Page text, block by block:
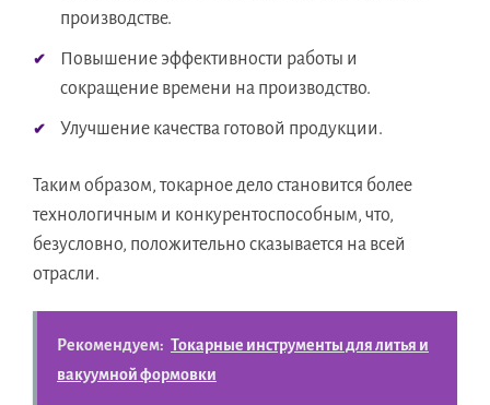
производстве.
Повышение эффективности работы и
сокращение времени на производство.
Улучшение качества готовой продукции.
Таким образом, токарное дело становится более
технологичным и конкурентоспособным, что,
безусловно, положительно сказывается на всей
отрасли.
Рекомендуем: Токарные инструменты для литья и
вакуумной формовки